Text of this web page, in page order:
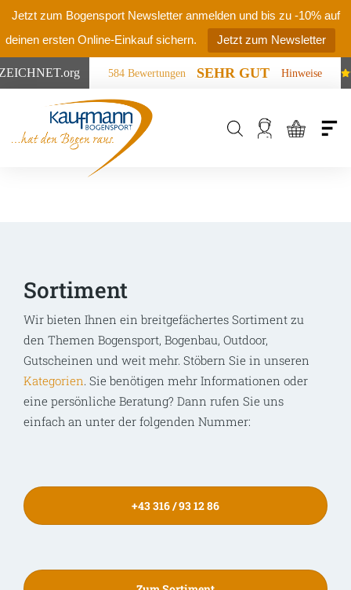
Jetzt zum Bogensport Newsletter anmelden und bis zu -10% auf
deinen ersten Online-Einkauf sichern.
Jetzt zum Newsletter
.org 584 Bewertungen SEHR GUT Hinweise
Products
search
Sortiment
Wir bieten Ihnen ein breitgefächertes Sortiment zu
den Themen Bogensport, Bogenbau, Outdoor,
Gutscheinen und weit mehr. Stöbern Sie in unseren
Kategorien. Sie benötigen mehr Informationen oder
eine persönliche Beratung? Dann rufen Sie uns
einfach an unter der folgenden Nummer:
+43 316 / 93 12 86